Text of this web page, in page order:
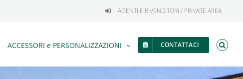
AGENTI E RIVENDITORI / PRIVATE AREA
ACCESSORI e PERSONALIZZAZIONI CONTATTACI